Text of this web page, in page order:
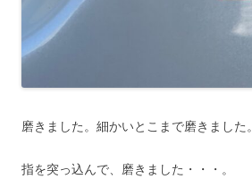
磨きました。細かいとこまで磨きました。
指を突っ込んで、磨きました・・・。